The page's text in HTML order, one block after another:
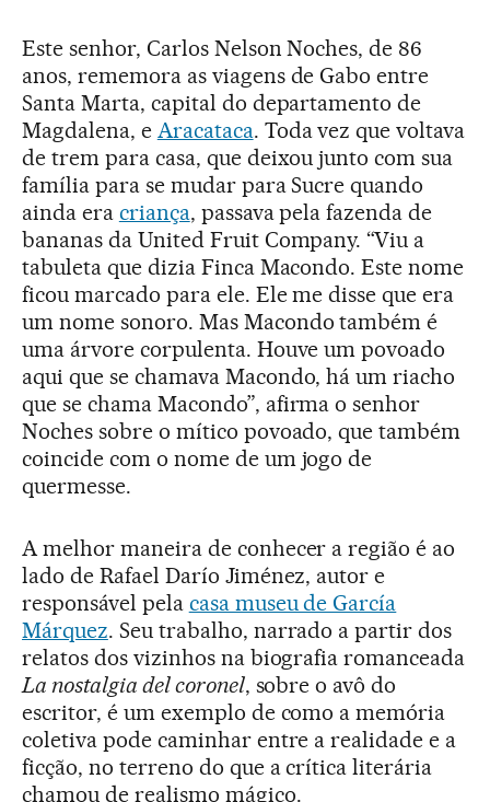
Este senhor, Carlos Nelson Noches, de 86
anos, rememora as viagens de Gabo entre
Santa Marta, capital do departamento de
Magdalena, e Aracataca. Toda vez que voltava
de trem para casa, que deixou junto com sua
família para se mudar para Sucre quando
ainda era criança, passava pela fazenda de
bananas da United Fruit Company. “Viu a
tabuleta que dizia Finca Macondo. Este nome
ficou marcado para ele. Ele me disse que era
um nome sonoro. Mas Macondo também é
uma árvore corpulenta. Houve um povoado
aqui que se chamava Macondo, há um riacho
que se chama Macondo”, afirma o senhor
Noches sobre o mítico povoado, que também
coincide com o nome de um jogo de
quermesse.
A melhor maneira de conhecer a região é ao
lado de Rafael Darío Jiménez, autor e
responsável pela casa museu de García
Márquez. Seu trabalho, narrado a partir dos
relatos dos vizinhos na biografia romanceada
La nostalgia del coronel, sobre o avô do
escritor, é um exemplo de como a memória
coletiva pode caminhar entre a realidade e a
ficção, no terreno do que a crítica literária
chamou de realismo mágico.